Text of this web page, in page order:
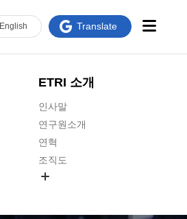
ETRI 소개
인사말
연구원소개
연혁
조직도
English Translate